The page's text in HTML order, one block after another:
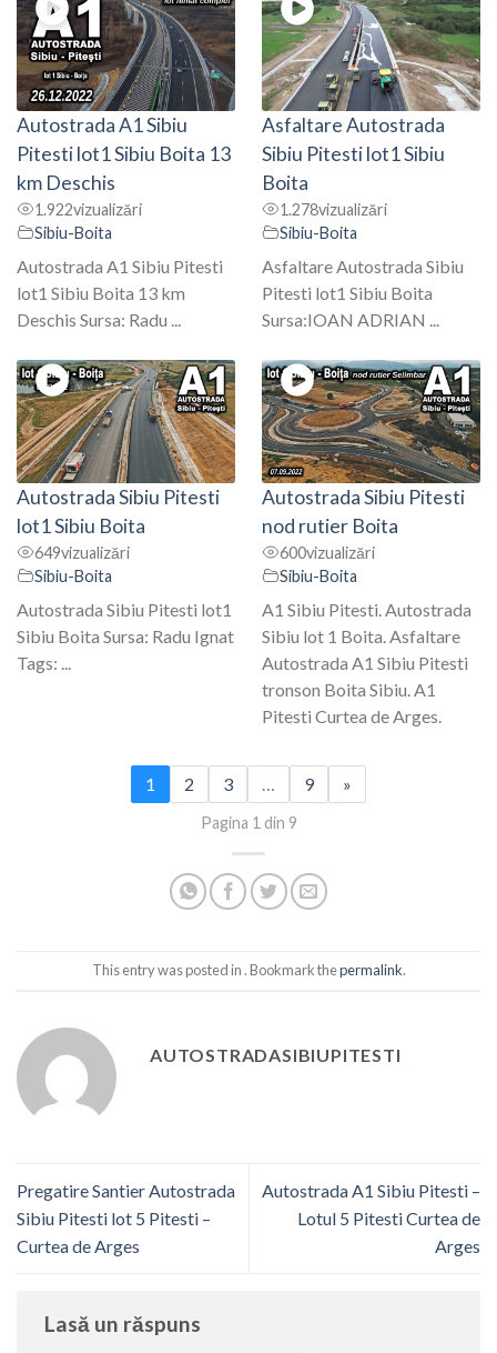
Autostrada A1 Sibiu
Pitesti lot1 Sibiu Boita 13
km Deschis
1.922vizualizări
Sibiu-Boita
Autostrada A1 Sibiu Pitesti
lot1 Sibiu Boita 13 km
Deschis Sursa: Radu ...
Asfaltare Autostrada
Sibiu Pitesti lot1 Sibiu
Boita
1.278vizualizări
Sibiu-Boita
Asfaltare Autostrada Sibiu
Pitesti lot1 Sibiu Boita
Sursa:IOAN ADRIAN ...
Autostrada Sibiu Pitesti
lot1 Sibiu Boita
649vizualizări
Sibiu-Boita
Autostrada Sibiu Pitesti lot1
Sibiu Boita Sursa: Radu Ignat
Tags: ...
Autostrada Sibiu Pitesti
nod rutier Boita
600vizualizări
Sibiu-Boita
A1 Sibiu Pitesti. Autostrada
Sibiu lot 1 Boita. Asfaltare
Autostrada A1 Sibiu Pitesti
tronson Boita Sibiu. A1
Pitesti Curtea de Arges.
1 2 3 9 »
Pagina 1 din 9
This entry was posted in . Bookmark thepermalink.
AUTOSTRADASIBIUPITESTI
Pregatire Santier Autostrada
Sibiu Pitesti lot 5 Pitesti –
Curtea de Arges
Autostrada A1 Sibiu Pitesti –
Lotul 5 Pitesti Curtea de
Arges
Lasă un răspuns